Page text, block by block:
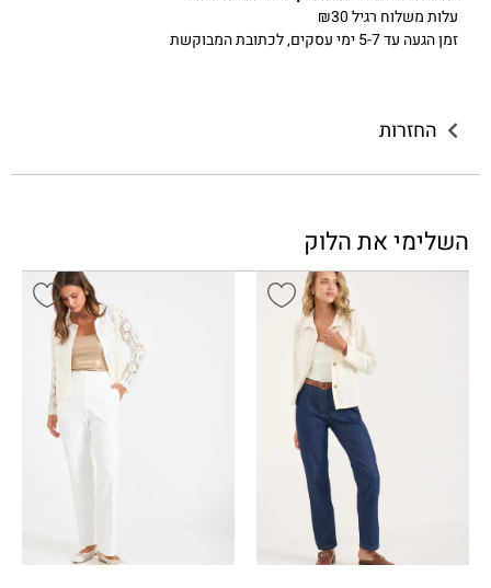
עלות משלוח רגיל ₪30
זמן הגעה עד 5-7 ימי עסקים, לכתובת המבוקשת
החזרות
השלימי את הלוק